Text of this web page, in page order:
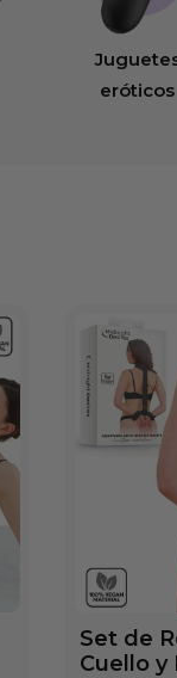
eróticos
Set de
Cuello y